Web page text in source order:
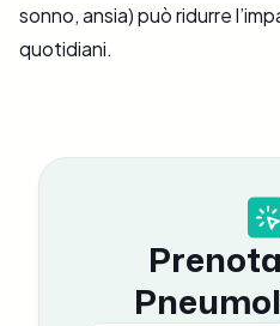
sonno, ansia) può ridurre
quotidiani.